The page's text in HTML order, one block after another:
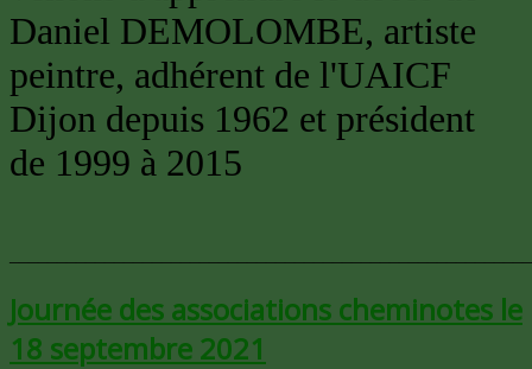
Daniel DEMOLOMBE, artiste
peintre, adhérent de l'UAICF
Dijon depuis 1962 et président
de 1999 à 2015
Journée des associations cheminotes le
18 septembre 2021